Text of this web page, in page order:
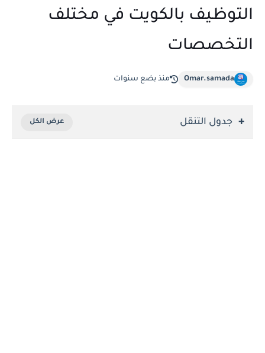
التوظيف بالكويت في مختلف
التخصصات
Omar.samada منذ بضع سنوات
جدول التنقل